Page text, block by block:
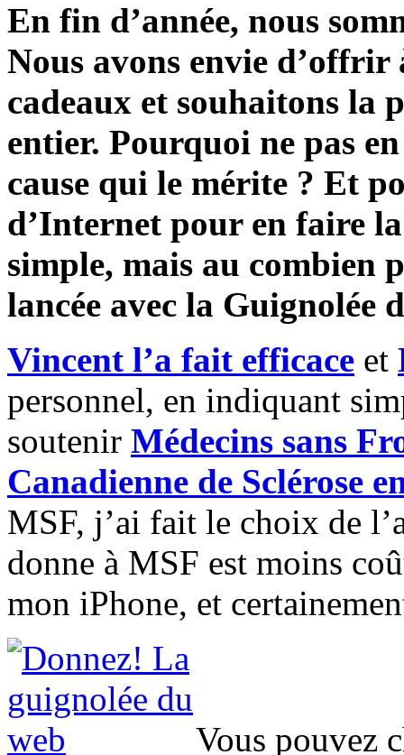
En fin d’année, nous
Nous avons envie d’offrir
cadeaux et souhaitons la
entier. Pourquoi ne pas
cause qui le mérite ? Et
d’Internet pour en faire
simple, mais au combien
lancée avec la Guignolée
Vincent l’a fait efficace et
personnel, en indiquant
soutenir Médecins sans
Canadienne de Sclérose
MSF, j’ai fait le choix de
donne à MSF est moins
mon iPhone, et
Vous pouvez